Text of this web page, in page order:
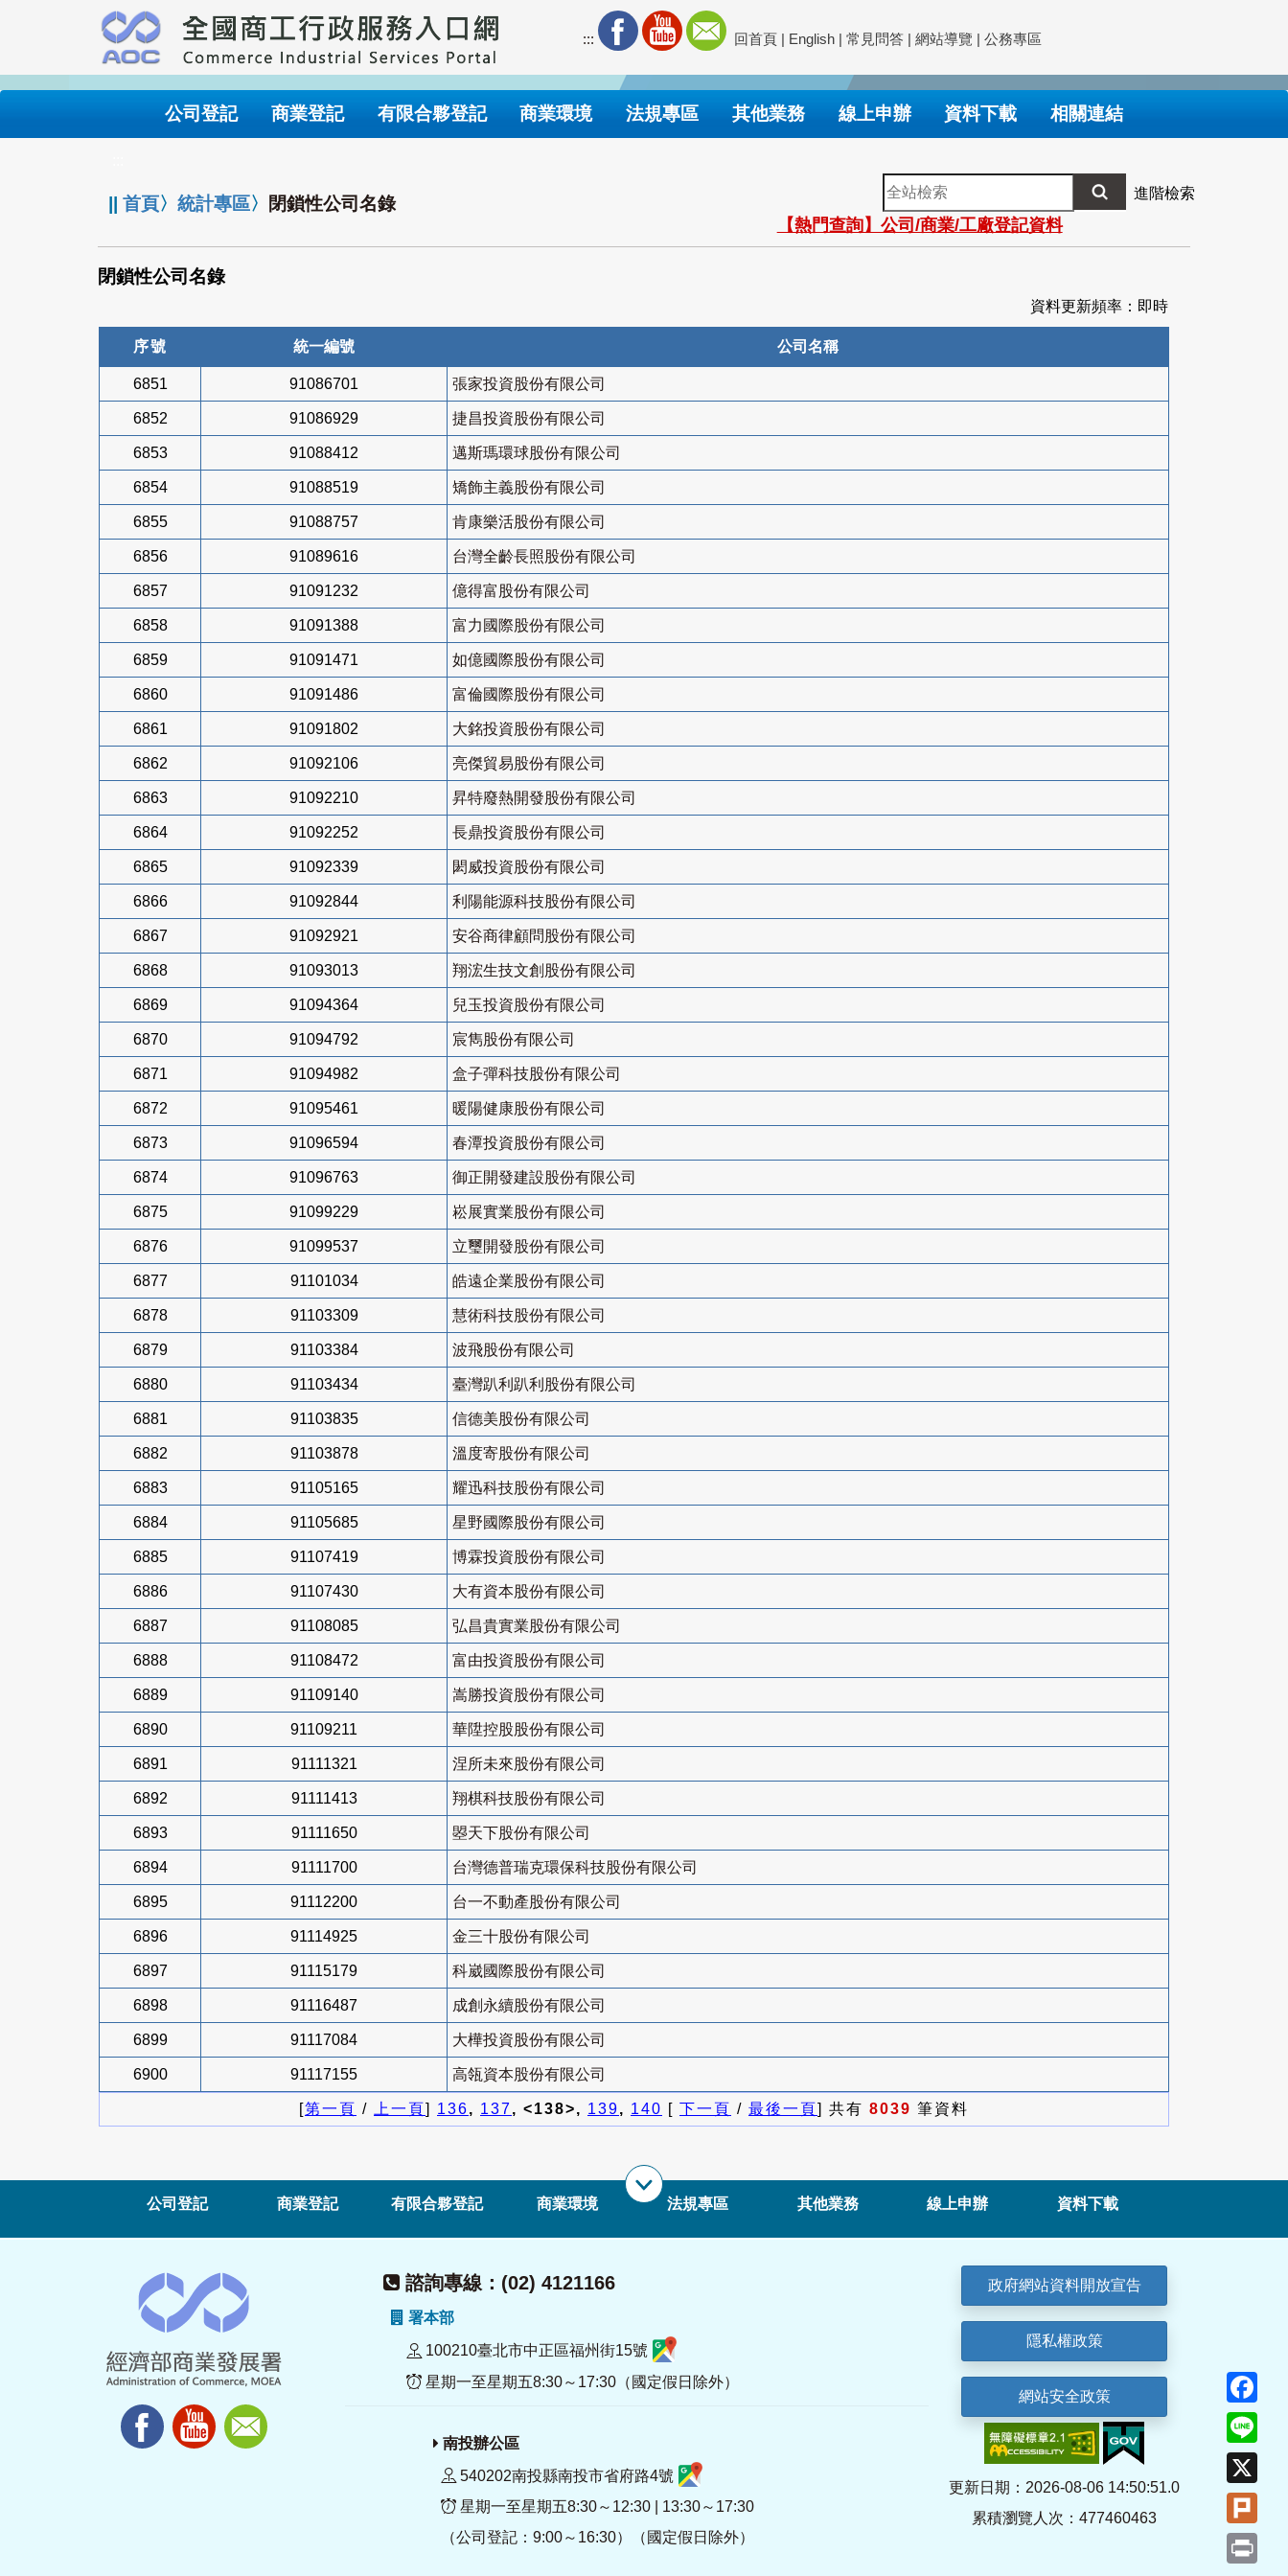
要
內
::: 回首頁 | English | 常見問答 | 網站導覽 | 公務專區
公司登記 商業登記 有限合夥登記 商業環境 法規專區 其他業務 線上申辦 資料下載 相關連結
||首頁〉統計專區〉 閉鎖性公司名錄
全
站
檢
索
進階檢索
【熱門查詢】公司/商業/工廠登記資料
閉鎖性公司名錄
資料更新頻率：即時
序號 統一編號 公司名稱
6851 91086701 張家投資股份有限公司
6852 91086929 捷昌投資股份有限公司
6853 91088412 邁斯瑪環球股份有限公司
6854 91088519 矯飾主義股份有限公司
6855 91088757 肯康樂活股份有限公司
6856 91089616 台灣全齡長照股份有限公司
6857 91091232 億得富股份有限公司
6858 91091388 富力國際股份有限公司
6859 91091471 如億國際股份有限公司
6860 91091486 富倫國際股份有限公司
6861 91091802 大銘投資股份有限公司
6862 91092106 亮傑貿易股份有限公司
6863 91092210 昇特廢熱開發股份有限公司
6864 91092252 長鼎投資股份有限公司
6865 91092339 閎威投資股份有限公司
6866 91092844 利陽能源科技股份有限公司
6867 91092921 安谷商律顧問股份有限公司
6868 91093013 翔浤生技文創股份有限公司
6869 91094364 兒玉投資股份有限公司
6870 91094792 宸雋股份有限公司
6871 91094982 盒子彈科技股份有限公司
6872 91095461 暖陽健康股份有限公司
6873 91096594 春潭投資股份有限公司
6874 91096763 御正開發建設股份有限公司
6875 91099229 崧展實業股份有限公司
6876 91099537 立璽開發股份有限公司
6877 91101034 皓遠企業股份有限公司
6878 91103309 慧術科技股份有限公司
6879 91103384 波飛股份有限公司
6880 91103434 臺灣趴利趴利股份有限公司
6881 91103835 信德美股份有限公司
6882 91103878 溫度寄股份有限公司
6883 91105165 耀迅科技股份有限公司
6884 91105685 星野國際股份有限公司
6885 91107419 博霖投資股份有限公司
6886 91107430 大有資本股份有限公司
6887 91108085 弘昌貴實業股份有限公司
6888 91108472 富由投資股份有限公司
6889 91109140 嵩勝投資股份有限公司
6890 91109211 華陞控股股份有限公司
6891 91111321 涅所未來股份有限公司
6892 91111413 翔棋科技股份有限公司
6893 91111650 曌天下股份有限公司
6894 91111700 台灣德普瑞克環保科技股份有限公司
6895 91112200 台一不動產股份有限公司
6896 91114925 金三十股份有限公司
6897 91115179 科崴國際股份有限公司
6898 91116487 成創永續股份有限公司
6899 91117084 大樺投資股份有限公司
6900 91117155 高瓴資本股份有限公司
[第一頁 / 上一頁] 136, 137, <138>, 139, 140 [ 下一頁 / 最後一頁] 共有 8039 筆資料
公司登記 商業登記 有限合夥登記 商業環境 法規專區 其他業務 線上申辦 資料下載
諮詢專線：(02) 4121166
署本部
100210臺北市中正區福州街15號
星期一至星期五8:30～17:30（國定假日除外）
南投辦公區
540202南投縣南投市省府路4號
星期一至星期五8:30～12:30 | 13:30～17:30
（公司登記：9:00～16:30）（國定假日除外）
政府網站資料開放宣告
隱私權政策
網站安全政策
更新日期：2026-08-06 14:50:51.0
累積瀏覽人次：477460463